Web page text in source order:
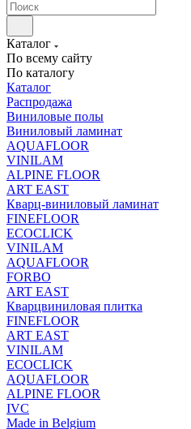
Каталог
По всему сайту
По каталогу
Каталог
Распродажа
Виниловые полы
Виниловый ламинат
AQUAFLOOR
VINILAM
ALPINE FLOOR
ART EAST
Кварц-виниловый ламинат
FINEFLOOR
ECOCLICK
VINILAM
AQUAFLOOR
FORBO
ART EAST
Кварцвиниловая плитка
FINEFLOOR
ART EAST
VINILAM
ECOCLICK
AQUAFLOOR
ALPINE FLOOR
IVC
Made in Belgium